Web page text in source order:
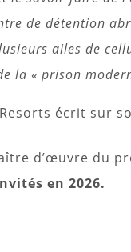
de détention
ailes de
la « prison
écrit sur
d’œuvre du
en 2026.